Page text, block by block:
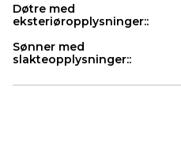
Døtre med
eksteriøropplysninger::
Sønner med
slakteopplysninger::